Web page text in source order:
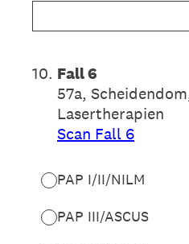
10. Fall 6
57a,
Lasertherapien
Scan Fall 6
PAP I/II/NILM
PAP III/ASCUS